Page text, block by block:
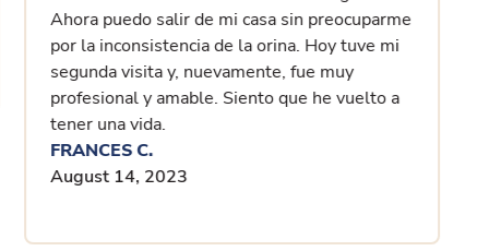
Ahora puedo salir de mi casa sin preocuparme
por la inconsistencia de la orina. Hoy tuve mi
segunda visita y, nuevamente, fue muy
profesional y amable. Siento que he vuelto a
tener una vida.
FRANCES C.
August 14, 2023